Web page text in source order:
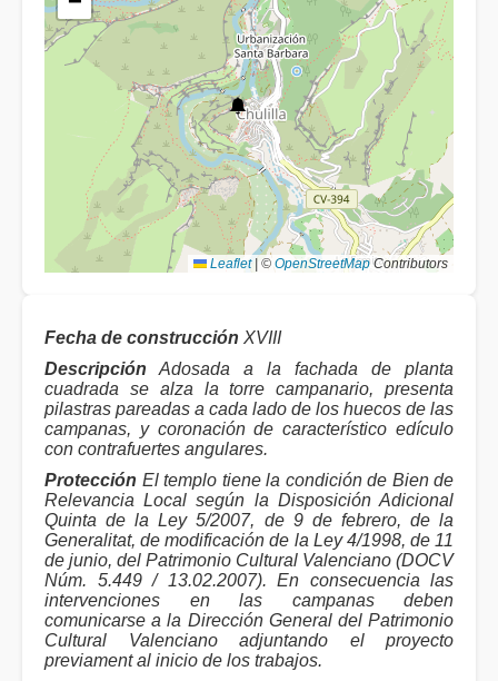
Leaflet © OpenStreetMapContributors
Fecha de construcción XVIII
Descripción Adosada a la fachada de planta
cuadrada se alza la torre campanario, presenta
pilastras pareadas a cada lado de los huecos de las
campanas, y coronación de característico edículo
con contrafuertes angulares.
Protección El templo tiene la condición de Bien de
Relevancia Local según la Disposición Adicional
Quinta de la Ley 5/2007, de 9 de febrero, de la
Generalitat, de modificación de la Ley 4/1998, de 11
de junio, del Patrimonio Cultural Valenciano (DOCV
Núm. 5.449 / 13.02.2007). En consecuencia las
intervenciones en las campanas deben
comunicarse a la Dirección General del Patrimonio
Cultural Valenciano adjuntando el proyecto
previament al inicio de los trabajos.